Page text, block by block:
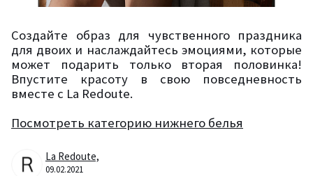
Создайте образ для чувственного праздника
для двоих и наслаждайтесь эмоциями, которые
может подарить только вторая половинка!
Впустите красоту в свою повседневность
вместе с La Redoute.
Посмотреть категорию нижнего белья
La Redoute,
09.02.2021